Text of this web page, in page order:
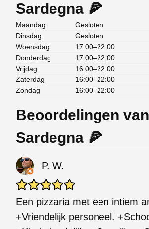
Sardegna 🍕
Maandag
Gesloten
Dinsdag
Gesloten
Woensdag
17:00–22:00
Donderdag
17:00–22:00
Vrijdag
16:00–22:00
Zaterdag
16:00–22:00
Zondag
16:00–22:00
Beoordelingen
Sardegna 🍕
P. W.
Een pizzaria met een intiem
+Vriendelijk personeel.